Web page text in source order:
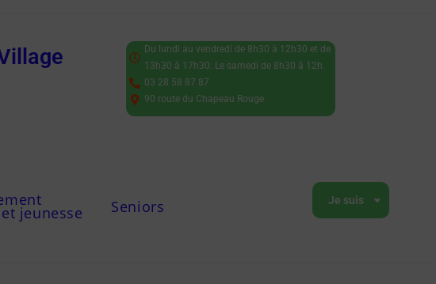
Du lundi au vendredi de 8h30 à 12h30 et de
13h30 à 17h30. Le samedi de 8h30 à 12h.
03 28 58 87 87
90 route du Chapeau Rouge
jeunesse Seniors Je suis